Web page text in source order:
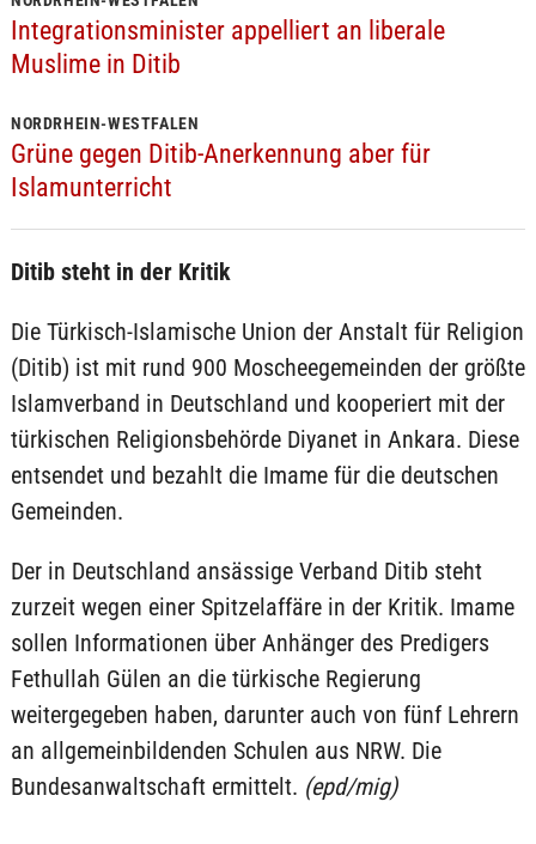
Integrationsminister appelliert an liberale
Muslime in Ditib
NORDRHEIN-WESTFALEN
Grüne gegen Ditib-Anerkennung aber für
Islamunterricht
Ditib steht in der Kritik
Die Türkisch-Islamische Union der Anstalt für Religion
(Ditib) ist mit rund 900 Moscheegemeinden der größte
Islamverband in Deutschland und kooperiert mit der
türkischen Religionsbehörde Diyanet in Ankara. Diese
entsendet und bezahlt die Imame für die deutschen
Gemeinden.
Der in Deutschland ansässige Verband Ditib steht
zurzeit wegen einer Spitzelaffäre in der Kritik. Imame
sollen Informationen über Anhänger des Predigers
Fethullah Gülen an die türkische Regierung
weitergegeben haben, darunter auch von fünf Lehrern
an allgemeinbildenden Schulen aus NRW. Die
Bundesanwaltschaft ermittelt. (epd/mig)